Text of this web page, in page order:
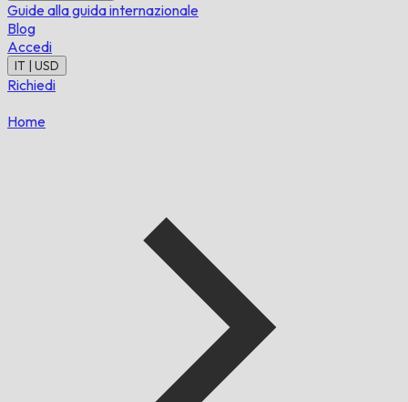
Guide alla guida internazionale
Blog
Accedi
IT | USD
Richiedi
Home